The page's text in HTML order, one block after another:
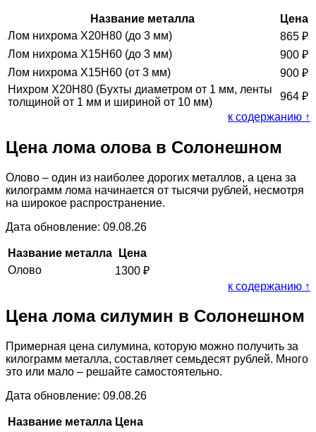
Название металла
Цена
Лом нихрома Х20Н80 (до 3 мм)
865 ₽
Лом нихрома Х15Н60 (до 3 мм)
900 ₽
Лом нихрома Х15Н60 (от 3 мм)
900 ₽
Нихром Х20Н80 (Бухты диаметром от 1 мм, ленты
толщиной от 1 мм и шириной от 10 мм)
964 ₽
к содержанию ↑
Цена лома олова в Солонешном
Олово – один из наиболее дорогих металлов, а цена за
килограмм лома начинается от тысячи рублей, несмотря
на широкое распространение.
Дата обновление: 09.08.26
Название металла
Цена
Олово
1300 ₽
к содержанию ↑
Цена лома силумин в Солонешном
Примерная цена силумина, которую можно получить за
килограмм металла, составляет семьдесят рублей. Много
это или мало – решайте самостоятельно.
Дата обновление: 09.08.26
Название металла Цена